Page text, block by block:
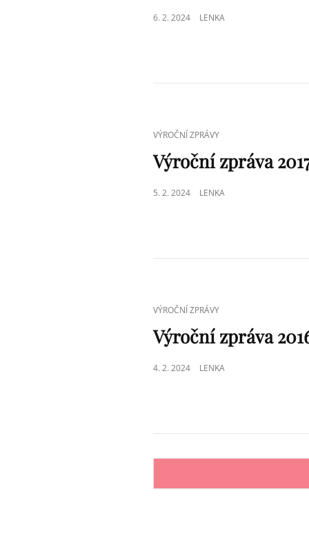
POSTED
6. 2. 2024 LENKA
CAT
LINKS
VÝROČNÍ ZPRÁVY
Výroční zpráva
POSTED
5. 2. 2024 LENKA
CAT
LINKS
VÝROČNÍ ZPRÁVY
Výroční zpráva
POSTED
4. 2. 2024 LENKA